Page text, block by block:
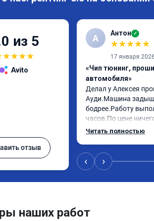
из 5
★★★★
Avito
отзыв
А Антон ✓
★★★★★
17 января 2026
«Чип тюнинг,
автомобиля»
Делал у Алексея
Ауди.Машина
бодрее.Работу
часов.По цене
как договаривались
знаю,куда ехать в
авто.Однозначно
Читать полностью
‹ ›
наших работ